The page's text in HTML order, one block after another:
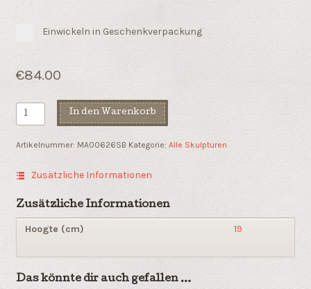
Einwickeln in Geschenkverpackung
€84.00
Erfolgreich
Menge
In den Warenkorb
Artikelnummer: MA00626SB Kategorie: Alle Skulpturen
Zusätzliche Informationen
Zusätzliche Informationen
Hoogte (cm) 19
Das könnte dir auch gefallen …